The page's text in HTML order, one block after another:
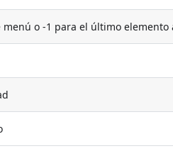
o -1 para el último elemento